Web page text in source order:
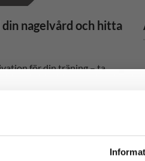
dig här för att bli
nagelvård och hitta
för din träning – ta
guidar dig rätt i